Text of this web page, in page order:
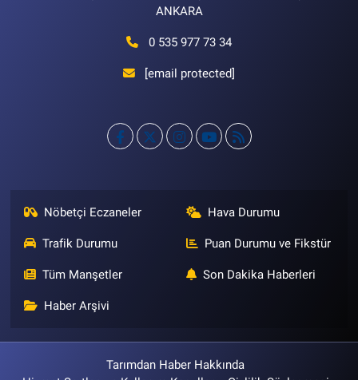
ANKARA
0 535 977 73 34
[email protected]
Nöbetçi Eczaneler Hava Durumu
Trafik Durumu Puan Durumu ve Fikstür
Tüm Manşetler Son Dakika Haberleri
Haber Arşivi
Tarımdan Haber Hakkında